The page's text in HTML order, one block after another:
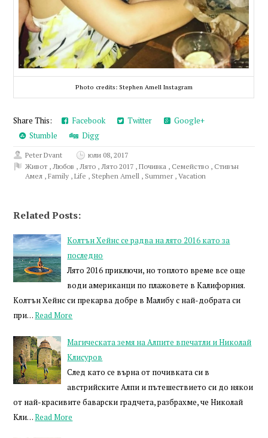
Photo credits: Stephen Amell Instagram
Share This: Facebook Twitter
Google+
Stumble
Digg
Peter Dvant
юли 08, 2017
Живот ,Любов ,Лято ,Лято 2017 ,Почивка , Семейство , Стивън
Амел ,Family ,Life , Stephen Amell , Summer ,Vacation
Related Posts:
Колтън Хейнс се радва на лято 2016 като за
последно
Лято 2016 приключи, но топлото време все още
води американци по плажовете в Калифорния.
Колтън Хейнс си прекарва добре в Малибу с най-добрата си
при…Read More
Магическата земя на Алпите впечатли и Николай
Клисуров
След като се върна от почивката си в
австрийските Алпи и пътешествието си до някои
от най-красивите баварски градчета, разбрахме, че Николай
Кли…Read More